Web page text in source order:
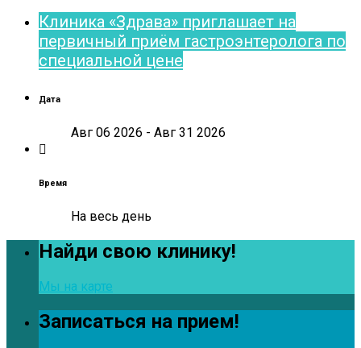
Клиника «Здрава» приглашает на
первичный приём гастроэнтеролога по
специальной цене
Дата
Авг 06 2026 - Авг 31 2026
Время
На весь день
Найди свою клинику!
Мы на карте
Записаться на прием!